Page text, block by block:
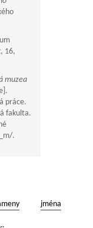
16,
muzea
práce.
fakulta.
.
jména